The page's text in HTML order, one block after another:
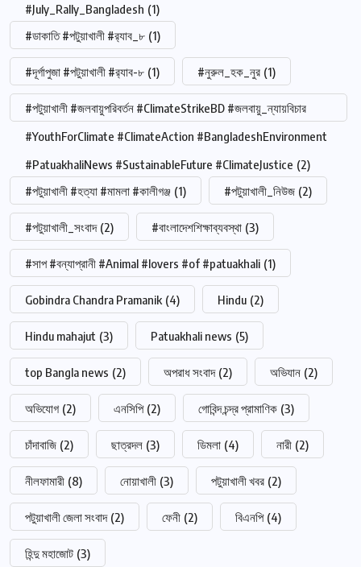
#July_Rally_Bangladesh (1)
#ডাকাতি #পটুয়াখালী #র‍্যাব_৮ (1)
#দূর্গাপুজা #পটুয়াখালী #র‍্যাব-৮ (1) #নুরুল_হক_নুর (1)
#পটুয়াখালী #জলবায়ুপরিবর্তন #ClimateStrikeBD #জলবায়ু_ন্যায়বিচার
#YouthForClimate #ClimateAction #BangladeshEnvironment
#PatuakhaliNews #SustainableFuture #ClimateJustice (2)
#পটুয়াখালী #হত্যা #মামলা #কালীগঞ্জ (1) #পটুয়াখালী_নিউজ (2)
#পটুয়াখালী_সংবাদ (2) #বাংলাদেশশিক্ষাব্যবস্থা (3)
#সাপ #বন্যাপ্রানী #Animal #lovers #of #patuakhali (1)
Gobindra Chandra Pramanik (4) Hindu (2)
Hindu mahajut (3) Patuakhali news (5)
top Bangla news (2) অপরাধ সংবাদ (2) অভিযান (2)
অভিযোগ (2) এনসিপি (2) গোবিন্দ চন্দ্র প্রামাণিক (3)
চাঁদাবাজি (2) ছাত্রদল (3) ডিমলা (4) নারী (2)
নীলফামারী (8) নোয়াখালী (3) পটুয়াখালী খবর (2)
পটুয়াখালী জেলা সংবাদ (2) ফেনী (2) বিএনপি (4)
হিন্দু মহাজোট (3)